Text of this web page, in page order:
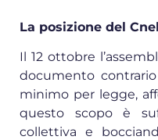
La posizione del Cnel
Il 12 ottobre
documento
minimo per legge,
questo scopo è
collettiva e